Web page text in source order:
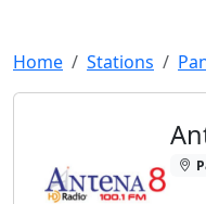
Home Stations